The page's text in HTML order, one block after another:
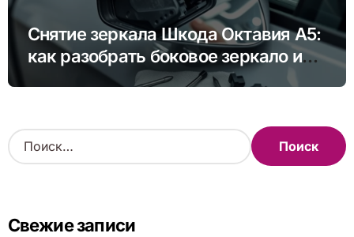
Снятие зеркала Шкода Октавия А5:
как разобрать боковое зеркало и
снять зеркальный элемент своими
Н
а
:Свежие записи